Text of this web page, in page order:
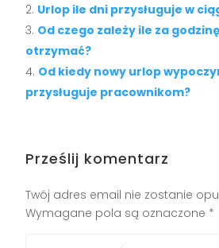
Urlop ile dni przysługuje w
Od czego zależy ile za
otrzymać?
Od kiedy nowy urlop
przysługuje pracownikom?
Prześlij komentarz
Twój adres email nie zostanie
Wymagane pola są oznaczone *